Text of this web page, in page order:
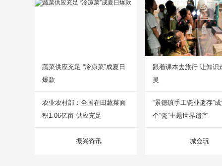
蔬菜供应充足 “冷凉菜”成夏日
爆款
农业农村部：全国在田蔬菜面
积1.06亿亩 供应充足
振兴资讯
跟着课本去旅行 让知识
灵
“景德镇手工瓷业遗存”
个“瓷”主题世界遗产
城会玩